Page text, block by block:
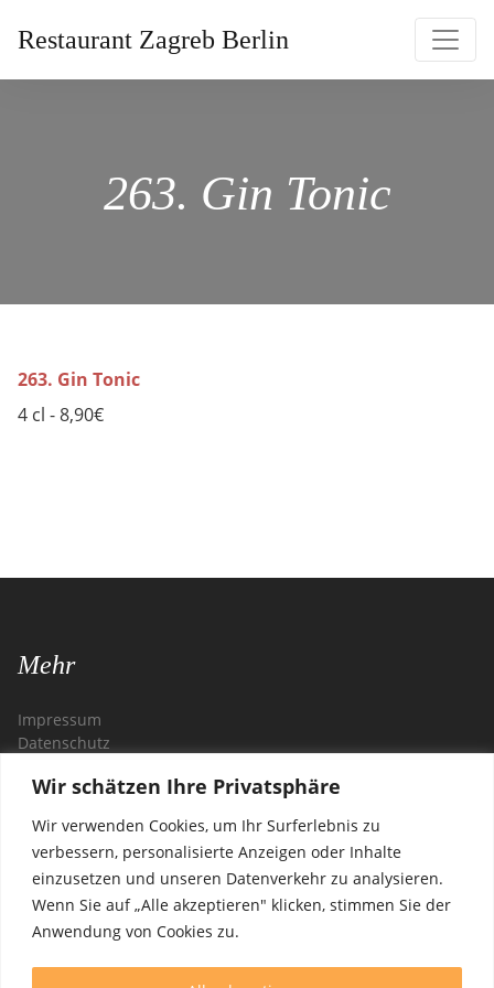
Wir schätzen Ihre Privatsphäre
Wir verwenden Cookies, um Ihr Surferlebnis zu
verbessern, personalisierte Anzeigen oder Inhalte
einzusetzen und unseren Datenverkehr zu analysieren.
Wenn Sie auf „Alle akzeptieren" klicken, stimmen Sie der
Anwendung von Cookies zu.
Restaurant Zagreb Berlin
263. Gin Tonic
263. Gin Tonic
4 cl - 8,90€
Mehr
Impressum
Datenschutz
Kontakt
Restaurant Zagreb
Steglitzer Damm 54
12169 Berlin
Öffnungszeiten